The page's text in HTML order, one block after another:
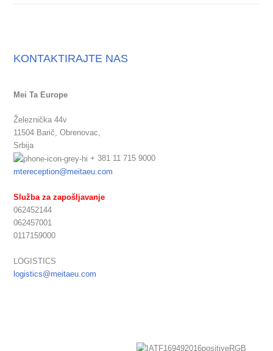
KONTAKTIRAJTE NAS
Mei Ta Europe
Železnička 44v
11504 Barič, Obrenovac,
Srbija
+ 381 11 715 9000
mtereception@meitaeu.com
Služba za zapošljavanje
062452144
062457001
0117159000
LOGISTICS
logistics@meitaeu.com